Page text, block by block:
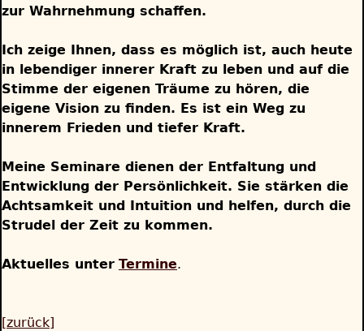
zur Wahrnehmung schaffen.
Ich zeige Ihnen, dass es möglich ist, auch heute
in lebendiger innerer Kraft zu leben und auf die
Stimme der eigenen Träume zu hören, die
eigene Vision zu finden. Es ist ein Weg zu
innerem Frieden und tiefer Kraft.
Meine Seminare dienen der Entfaltung und
Entwicklung der Persönlichkeit. Sie stärken die
Achtsamkeit und Intuition und helfen, durch die
Strudel der Zeit zu kommen.
Aktuelles unter Termine.
[zurück]